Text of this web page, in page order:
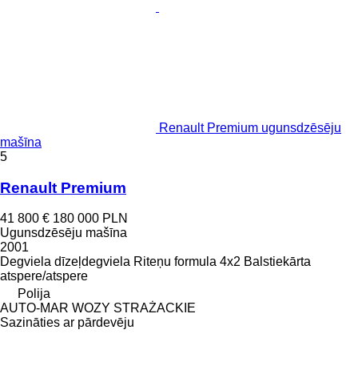
Renault Premium ugunsdzēsēju
mašīna
5
Renault Premium
41 800 € 180 000 PLN
Ugunsdzēsēju mašīna
2001
Degviela dīzeļdegviela Riteņu formula 4x2 Balstiekārta
atspere/atspere
Polija
AUTO-MAR WOZY STRAŻACKIE
Sazināties ar pārdevēju